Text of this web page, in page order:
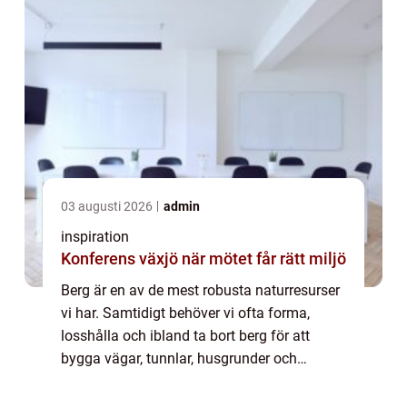
03 augusti 2026 admin
inspiration
Konferens växjö när mötet får rätt miljö
Berg är en av de mest robusta naturresurser
vi har. Samtidigt behöver vi ofta forma,
losshålla och ibland ta bort berg för att
bygga vägar, tunnlar, husgrunder och